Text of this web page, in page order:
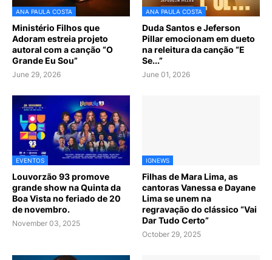
ANA PAULA COSTA
Ministério Filhos que
Adoram estreia projeto
autoral com a canção “O
Grande Eu Sou”
June 29, 2026
ANA PAULA COSTA
Duda Santos e Jeferson
Pillar emocionam em dueto
na releitura da canção “E
Se...”
June 01, 2026
EVENTOS
Louvorzão 93 promove
grande show na Quinta da
Boa Vista no feriado de 20
de novembro.
November 03, 2025
IGNEWS
Filhas de Mara Lima, as
cantoras Vanessa e Dayane
Lima se unem na
regravação do clássico “Vai
Dar Tudo Certo”
October 29, 2025